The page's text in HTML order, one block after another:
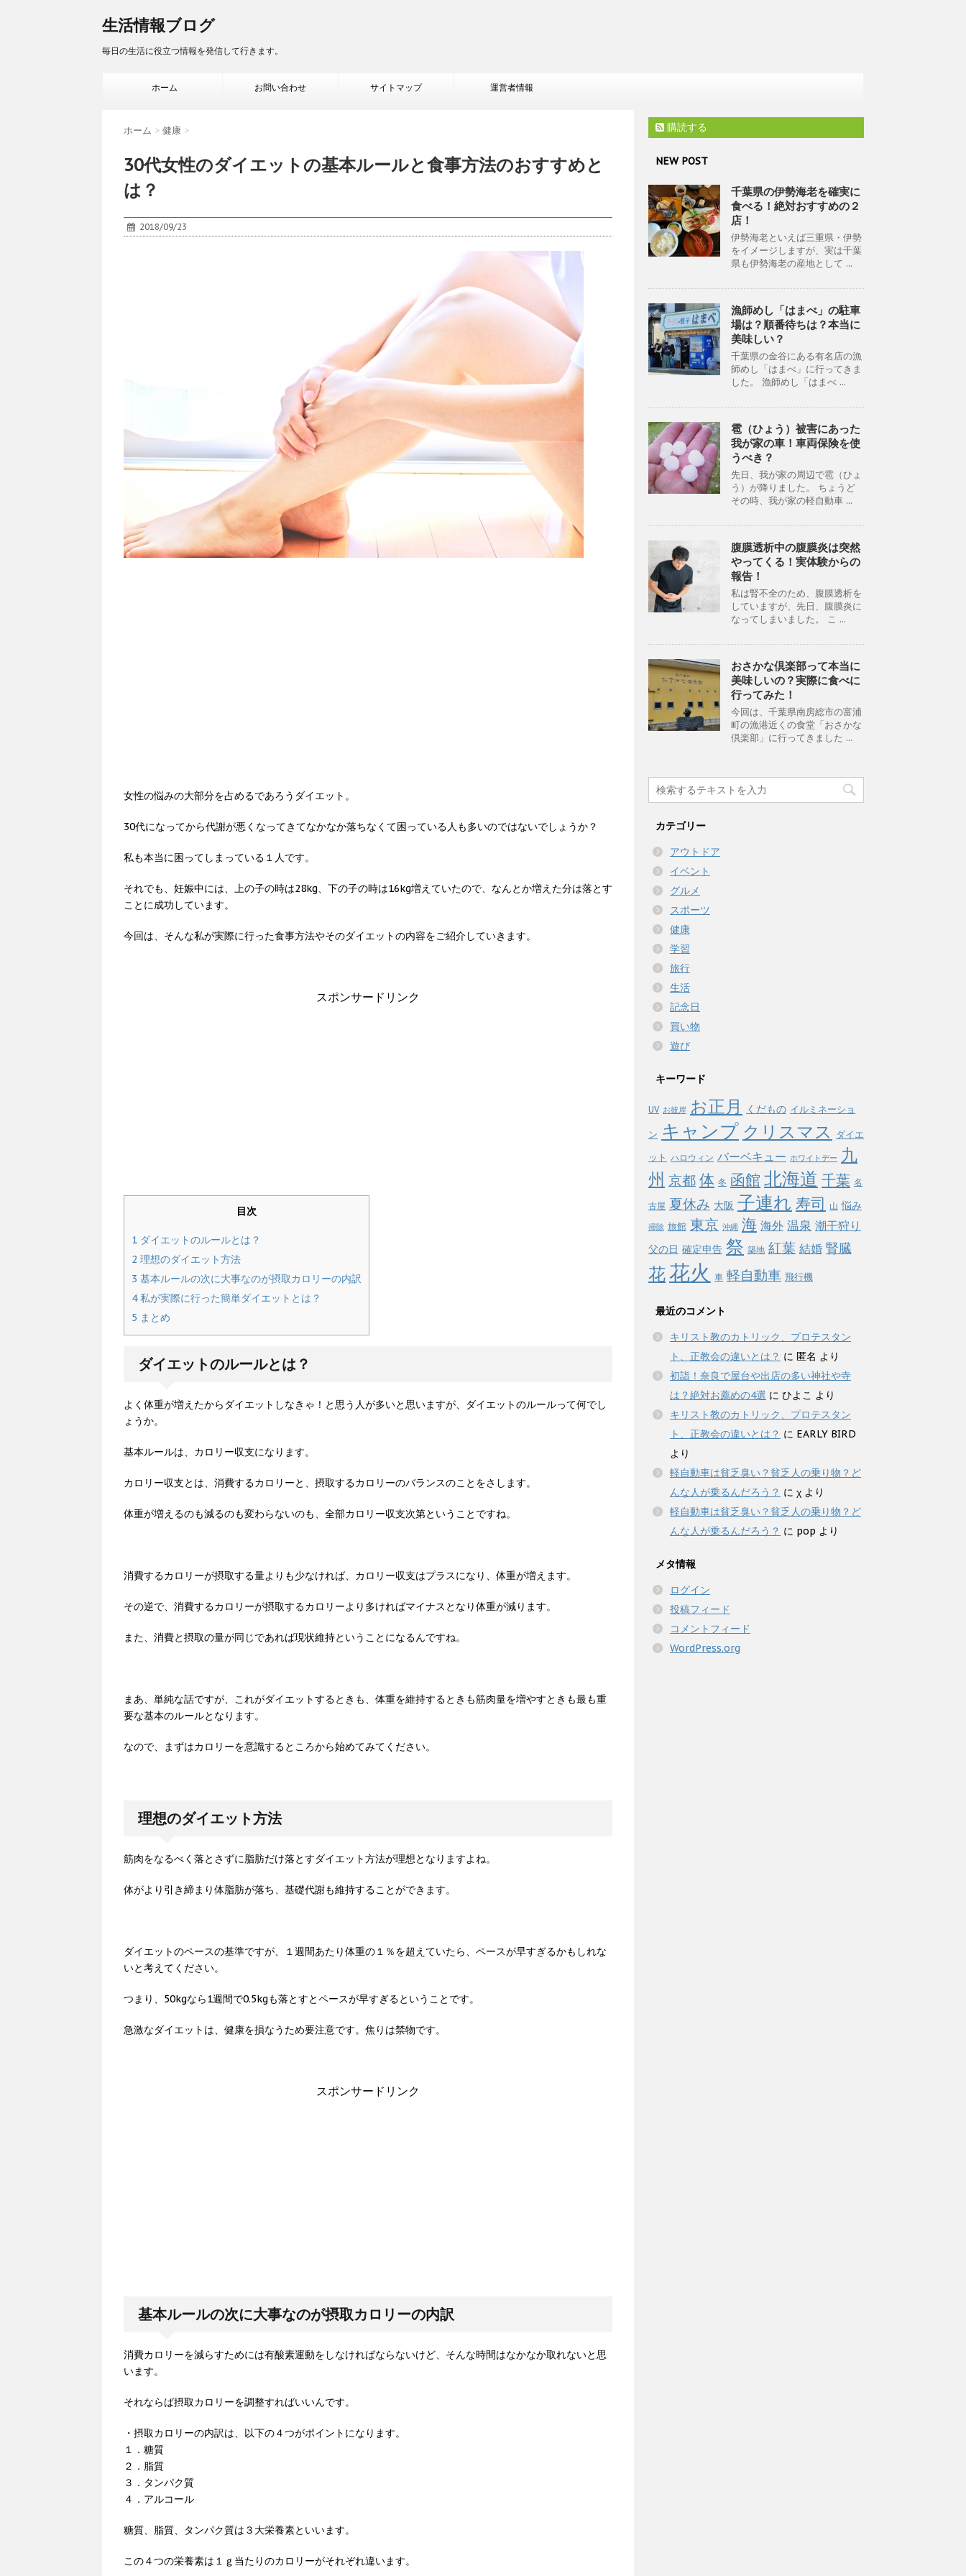
生活情報ブログ
毎日の生活に役立つ情報を発信して行きます。
ホーム お問い合わせ サイトマップ 運営者情報
ホーム > 健康 >
30代女性のダイエットの基本ルールと食事方法のおすすめと
は？
2018/09/23
女性の悩みの大部分を占めるであろうダイエット。
30代になってから代謝が悪くなってきてなかなか落ちなくて困っている人も多いのではないでしょうか？
私も本当に困ってしまっている１人です。
それでも、妊娠中には、上の子の時は28kg、下の子の時は16kg増えていたので、なんとか増えた分は落とす
ことに成功しています。
今回は、そんな私が実際に行った食事方法やそのダイエットの内容をご紹介していきます。
スポンサードリンク
目次
1 ダイエットのルールとは？
2 理想のダイエット方法
3 基本ルールの次に大事なのが摂取カロリーの内訳
4私が実際に行った簡単ダイエットとは？
5 まとめ
ダイエットのルールとは？
よく体重が増えたからダイエットしなきゃ！と思う人が多いと思いますが、ダイエットのルールって何でし
ょうか。
基本ルールは、カロリー収支になります。
カロリー収支とは、消費するカロリーと、摂取するカロリーのバランスのことをさします。
体重が増えるのも減るのも変わらないのも、全部カロリー収支次第ということですね。
消費するカロリーが摂取する量よりも少なければ、カロリー収支はプラスになり、体重が増えます。
その逆で、消費するカロリーが摂取するカロリーより多ければマイナスとなり体重が減ります。
また、消費と摂取の量が同じであれば現状維持ということになるんですね。
まあ、単純な話ですが、これがダイエットするときも、体重を維持するときも筋肉量を増やすときも最も重
要な基本のルールとなります。
なので、まずはカロリーを意識するところから始めてみてください。
理想のダイエット方法
筋肉をなるべく落とさずに脂肪だけ落とすダイエット方法が理想となりますよね。
体がより引き締まり体脂肪が落ち、基礎代謝も維持することができます。
ダイエットのペースの基準ですが、１週間あたり体重の１％を超えていたら、ペースが早すぎるかもしれな
いと考えてください。
つまり、50kgなら1週間で0.5kgも落とすとペースが早すぎるということです。
急激なダイエットは、健康を損なうため要注意です。焦りは禁物です。
スポンサードリンク
基本ルールの次に大事なのが摂取カロリーの内訳
消費カロリーを減らすためには有酸素運動をしなければならないけど、そんな時間はなかなか取れないと思
います。
それならば摂取カロリーを調整すればいいんです。
・摂取カロリーの内訳は、以下の４つがポイントになります。
１．糖質
２．脂質
３．タンパク質
４．アルコール
糖質、脂質、タンパク質は３大栄養素といいます。
この４つの栄養素は１ｇ当たりのカロリーがそれぞれ違います。
購読する
NEW POST
千葉県の伊勢海老を確実に
食べる！絶対おすすめの２
店！
伊勢海老といえば三重県・伊勢
をイメージしますが、実は千葉
県も伊勢海老の産地として ...
漁師めし「はまべ」の駐車
場は？順番待ちは？本当に
美味しい？
千葉県の金谷にある有名店の漁
師めし「はまべ」に行ってきま
した。 漁師めし「はまべ ...
雹（ひょう）被害にあった
我が家の車！車両保険を使
うべき？
先日、我が家の周辺で雹（ひょ
う）が降りました。 ちょうど
その時、我が家の軽自動車 ...
腹膜透析中の腹膜炎は突然
やってくる！実体験からの
報告！
私は腎不全のため、腹膜透析を
していますが、先日、腹膜炎に
なってしまいました。 こ ...
おさかな倶楽部って本当に
美味しいの？実際に食べに
行ってみた！
今回は、千葉県南房総市の富浦
町の漁港近くの食堂「おさかな
倶楽部」に行ってきました ...
カテゴリー
アウトドア
イベント
グルメ
スポーツ
健康
学習
旅行
生活
記念日
買い物
遊び
キーワード
UV お彼岸 お正月 くだもの イルミネーショ
ン キャンプ クリスマス ダイエ
ット ハロウィン バーベキュー ホワイトデー 九
州 京都 体 冬 函館 北海道 千葉 名
古屋 夏休み 大阪 子連れ 寿司 山 悩み
掃除 旅館 東京 沖縄 海 海外 温泉 潮干狩り
父の日 確定申告 祭 築地 紅葉 結婚 腎臓
花花火 車 軽自動車 飛行機
最近のコメント
キリスト教のカトリック、プロテスタン
ト、正教会の違いとは？ に 匿名 より
初詣！奈良で屋台や出店の多い神社や寺
は？絶対お薦めの4選 に ひよこ より
キリスト教のカトリック、プロテスタン
ト、正教会の違いとは？ に EARLY BIRD
より
軽自動車は貧乏臭い？貧乏人の乗り物？ど
んな人が乗るんだろう？ に χ より
軽自動車は貧乏臭い？貧乏人の乗り物？ど
んな人が乗るんだろう？ に pop より
メタ情報
ログイン
投稿フィード
コメントフィード
WordPress.org